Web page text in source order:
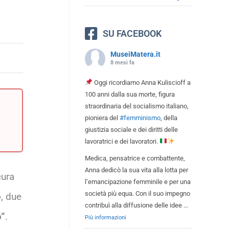
, due
.
SU FACEBOOK
MuseiMatera.it
8 mesi fa
Oggi ricordiamo Anna Kuliscioff a
100 anni dalla sua morte, figura
straordinaria del socialismo italiano,
pioniera del #femminismo , della
giustizia sociale e dei diritti delle
lavoratrici e dei lavoratori.
Medica, pensatrice e combattente,
Anna dedicò la sua vita alla lotta per
l’emancipazione femminile e per una
società più equa. Con il suo impegno
contribuì alla diffusione delle idee ...
Più informazioni